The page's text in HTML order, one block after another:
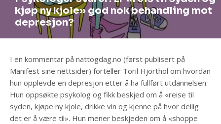
kjøp ny kjole» god nok behandling mot
depresjon?
I en kommentar på nattogdag.no (først publisert på
Manifest sine nettsider) forteller Toril Hjorthol om hvordan
hun opplevde en depresjon etter å ha fullført utdannelsen.
Hun oppsøkte psykolog og fikk beskjed om å «reise til
syden, kjøpe ny kjole, drikke vin og kjenne på hvor deilig
det er å være til». Hun mener beskjeden om å «shoppe